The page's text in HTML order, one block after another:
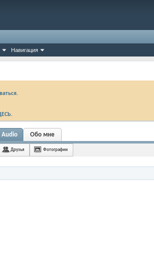
Навигация
.
Audio Обо мне
Друзья Фотографии